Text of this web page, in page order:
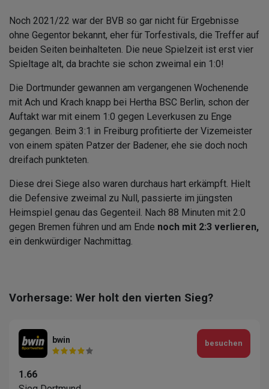
Noch 2021/22 war der BVB so gar nicht für Ergebnisse
ohne Gegentor bekannt, eher für Torfestivals, die Treffer auf
beiden Seiten beinhalteten. Die neue Spielzeit ist erst vier
Spieltage alt, da brachte sie schon zweimal ein 1:0!
Die Dortmunder gewannen am vergangenen Wochenende
mit Ach und Krach knapp bei Hertha BSC Berlin, schon der
Auftakt war mit einem 1:0 gegen Leverkusen zu Enge
gegangen. Beim 3:1 in Freiburg profitierte der Vizemeister
von einem späten Patzer der Badener, ehe sie doch noch
dreifach punkteten.
Diese drei Siege also waren durchaus hart erkämpft. Hielt
die Defensive zweimal zu Null, passierte im jüngsten
Heimspiel genau das Gegenteil. Nach 88 Minuten mit 2:0
gegen Bremen führen und am Ende noch mit 2:3 verlieren,
ein denkwürdiger Nachmittag.
Vorhersage: Wer holt den vierten Sieg?
bwin
1.66
besuchen